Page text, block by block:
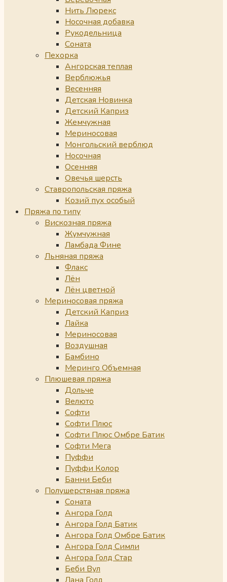
Нить Люрекс
Носочная добавка
Рукодельница
Соната
Пехорка
Ангорская теплая
Верблюжья
Весенняя
Детская Новинка
Детский Каприз
Жемчужная
Мериносовая
Монгольский верблюд
Носочная
Осенняя
Овечья шерсть
Ставропольская пряжа
Козий пух особый
Пряжа по типу
Вискозная пряжа
Жумчужная
Ламбада Фине
Льняная пряжа
Флакс
Лён
Лён цветной
Мериносовая пряжа
Детский Каприз
Лайка
Мериносовая
Воздушная
Бамбино
Меринго Объемная
Плюшевая пряжа
Дольче
Велюто
Софти
Софти Плюс
Софти Плюс Омбре Батик
Софти Мега
Пуффи
Пуффи Колор
Банни Беби
Полушерстяная пряжа
Соната
Ангора Голд
Ангора Голд Батик
Ангора Голд Омбре Батик
Ангора Голд Симли
Ангора Голд Стар
Беби Вул